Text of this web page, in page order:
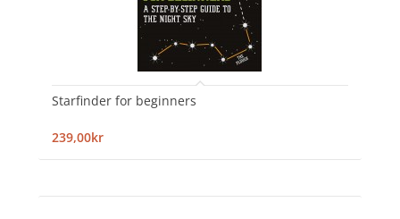
Starfinder for beginners
239,00kr